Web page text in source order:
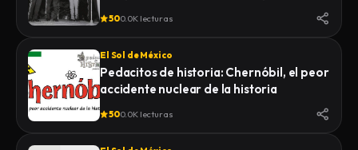
500.0K lecturas
El Sol de México
Pedacitos de historia: Chernóbil, el peor
accidente nuclear de la historia
500.0K lecturas